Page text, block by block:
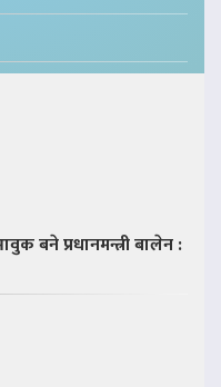
बने प्रधानमन्त्री बालेन :